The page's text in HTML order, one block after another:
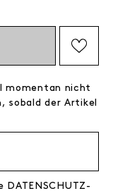
momentan nicht
sobald der Artikel
DATEN­SCHUTZ­